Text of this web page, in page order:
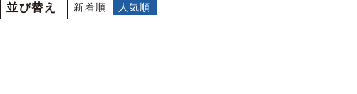
並び替え 新着順 人気順